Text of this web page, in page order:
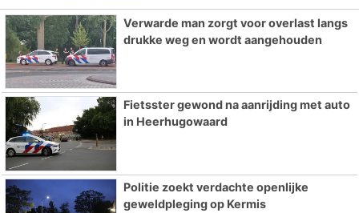
Verwarde man zorgt voor overlast langs
drukke weg en wordt aangehouden
Fietsster gewond na aanrijding met auto
in Heerhugowaard
Politie zoekt verdachte openlijke
geweldpleging op Kermis